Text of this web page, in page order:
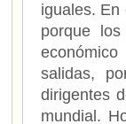
iguales. En
porque
económico
salidas,
dirigentes
mundial.